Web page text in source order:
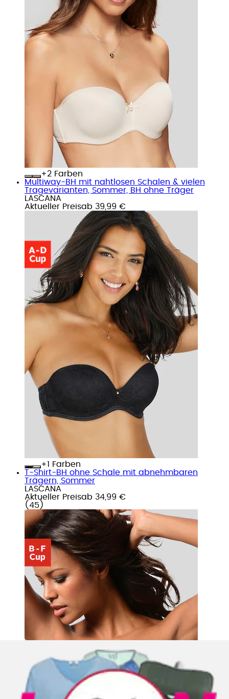
+
Farben
Multiway-BH mit nahtlosen Schalen & vielen
Tragevarianten, Sommer, BH ohne Träger
LASCANA
Aktueller Preisab 39,99 €
+
Farben
T-Shirt-BH ohne Schale mit abnehmbaren
Trägern, Sommer
LASCANA
Aktueller Preisab 34,99 €
( 45 )